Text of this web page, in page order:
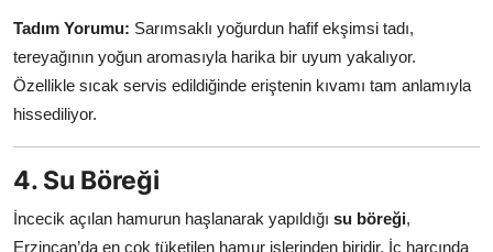
Tadım Yorumu: Sarımsaklı yoğurdun hafif ekşimsi tadı,
tereyağının yoğun aromasıyla harika bir uyum yakalıyor.
Özellikle sıcak servis edildiğinde eriştenin kıvamı tam anlamıyla
hissediliyor.
4. Su Böreği
İncecik açılan hamurun haşlanarak yapıldığı su böreği,
Erzincan’da en çok tüketilen hamur işlerinden biridir. İç harcında